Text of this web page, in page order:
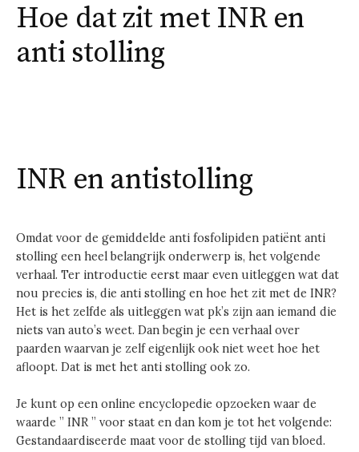
Hoe dat zit met INR en
anti stolling
INR en antistolling
Omdat voor de gemiddelde anti fosfolipiden patiënt anti
stolling een heel belangrijk onderwerp is, het volgende
verhaal. Ter introductie eerst maar even uitleggen wat dat
nou precies is, die anti stolling en hoe het zit met de INR?
Het is het zelfde als uitleggen wat pk’s zijn aan iemand die
niets van auto’s weet. Dan begin je een verhaal over
paarden waarvan je zelf eigenlijk ook niet weet hoe het
afloopt. Dat is met het anti stolling ook zo.
Je kunt op een online encyclopedie opzoeken waar de
waarde ” INR ” voor staat en dan kom je tot het volgende:
Gestandaardiseerde maat voor de stolling tijd van bloed.